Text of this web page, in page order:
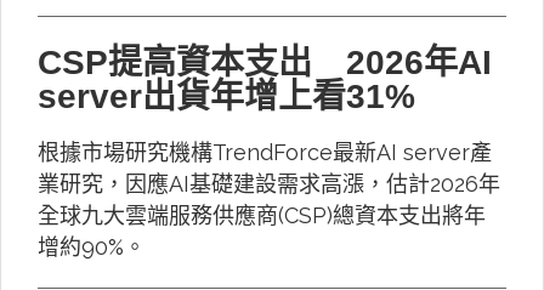
CSP提高資本支出 2026年AI
server出貨年增上看31%
根據市場研究機構TrendForce最新AI server產
業研究，因應AI基礎建設需求高漲，估計2026年
全球九大雲端服務供應商(CSP)總資本支出將年
增約90%。